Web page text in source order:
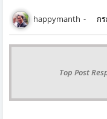
happymanth ก
Top Post